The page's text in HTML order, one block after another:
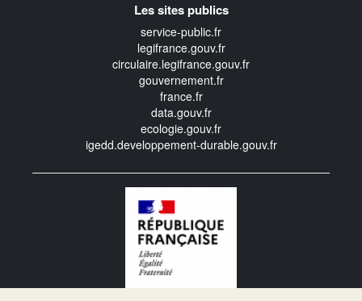
Les sites publics
service-public.fr
legifrance.gouv.fr
circulaire.legifrance.gouv.fr
gouvernement.fr
france.fr
data.gouv.fr
ecologie.gouv.fr
igedd.developpement-durable.gouv.fr